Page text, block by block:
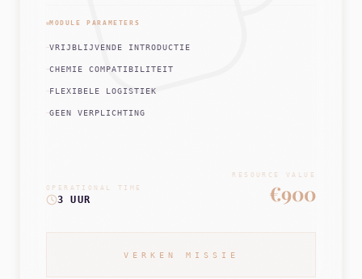
MODULE PARAMETERS
VRIJBLIJVENDE INTRODUCTIE
CHEMIE COMPATIBILITEIT
FLEXIBELE LOGISTIEK
GEEN VERPLICHTING
OPERATIONAL TIME
3 UUR
RESOURCE VALUE
€900
VERKEN MISSIE